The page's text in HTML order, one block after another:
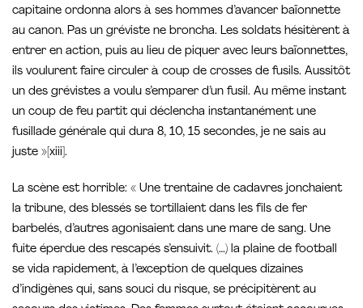
capitaine ordonna alors à ses hommes d’avancer baïonnette
au canon. Pas un gréviste ne broncha. Les soldats hésitèrent à
entrer en action, puis au lieu de piquer avec leurs baïonnettes,
ils voulurent faire circuler à coup de crosses de fusils. Aussitôt
un des grévistes a voulu s’emparer d’un fusil. Au même instant
un coup de feu partit qui déclencha instantanément une
fusillade générale qui dura 8, 10, 15 secondes, je ne sais au
juste »[xiii].
La scène est horrible: « Une trentaine de cadavres jonchaient
la tribune, des blessés se tortillaient dans les fils de fer
barbelés, d’autres agonisaient dans une mare de sang. Une
fuite éperdue des rescapés s’ensuivit. (…) la plaine de football
se vida rapidement, à l’exception de quelques dizaines
d’indigènes qui, sans souci du risque, se précipitèrent au